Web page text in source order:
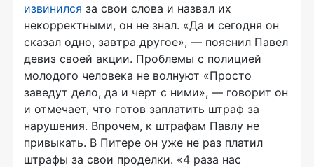
извинился за свои слова и назвал их
некорректными, он не знал. «Да и сегодня он
сказал одно, завтра другое», — пояснил Павел
девиз своей акции. Проблемы с полицией
молодого человека не волнуют «Просто
заведут дело, да и черт с ними», — говорит он
и отмечает, что готов заплатить штраф за
нарушения. Впрочем, к штрафам Павлу не
привыкать. В Питере он уже не раз платил
штрафы за свои проделки. «4 раза нас